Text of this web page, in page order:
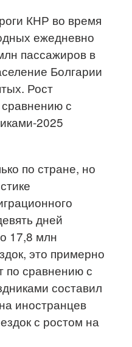
КНР во время
ежедневно
пассажиров в
Болгарии
Рост
с
2025
по стране, но
дней
17,8 млн
это примерно
по сравнению с
составил
иностранцев
с ростом на